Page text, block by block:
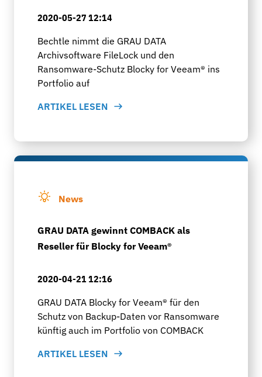
2020-05-27 12:14
Bechtle nimmt die GRAU DATA
Archivsoftware FileLock und den
Ransomware-Schutz Blocky for Veeam® ins
Portfolio auf
ARTIKEL LESEN
News
GRAU DATA gewinnt COMBACK als
Reseller für Blocky for Veeam®
2020-04-21 12:16
GRAU DATA Blocky for Veeam® für den
Schutz von Backup-Daten vor Ransomware
künftig auch im Portfolio von COMBACK
ARTIKEL LESEN